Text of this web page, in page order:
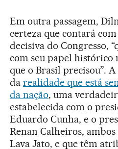
Em outra passagem,
certeza que contará
decisiva do Congresso,
com seu papel histórico
que o Brasil precisou”.
da realidade que está
da nação, uma
estabelecida com o
Eduardo Cunha, e o
Renan Calheiros,
Lava Jato, e que têm